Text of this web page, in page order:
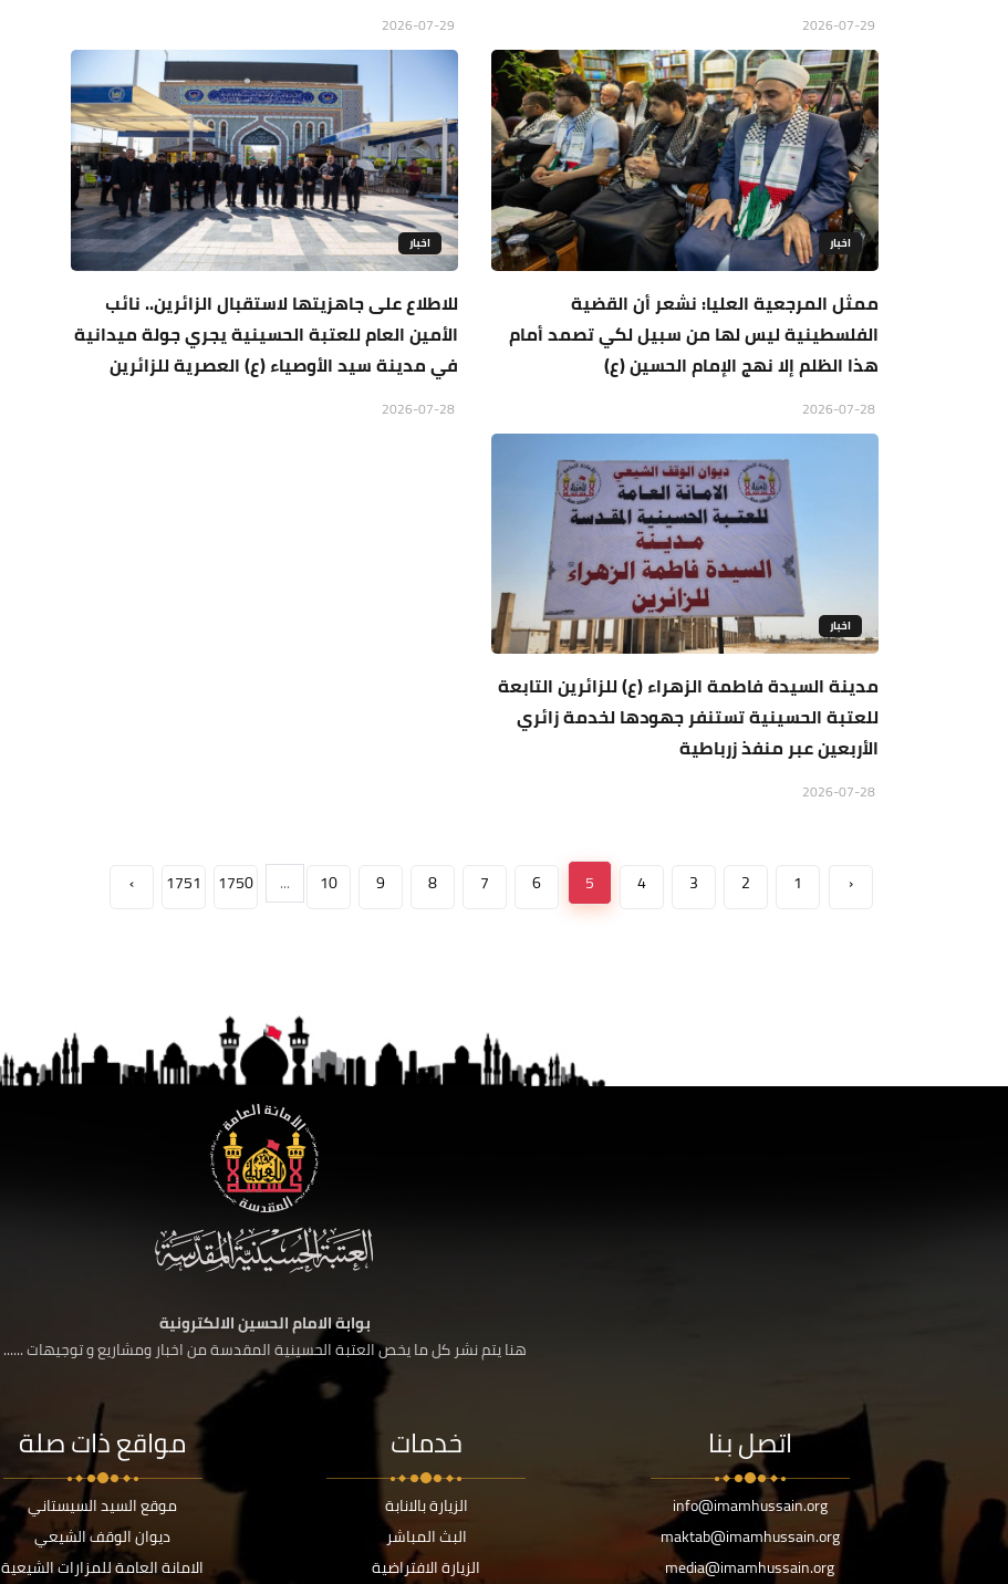
اخبار
ممثل المرجعية العليا: نشعر أن القضية
الفلسطينية ليس لها من سبيل لكي تصمد أمام
هذا الظلم إلا نهج الإمام الحسين (ع)
اخبار
للاطلاع على جاهزيتها لاستقبال الزائرين.. نائب
الأمين العام للعتبة الحسينية يجري جولة ميدانية
في مدينة سيد الأوصياء (ع) العصرية للزائرين
اخبار
مدينة السيدة فاطمة الزهراء (ع) للزائرين التابعة
للعتبة الحسينية تستنفر جهودها لخدمة زائري
الأربعين عبر منفذ زرباطية
‹
1
2
3
4
5
6
7
8
9
10
...
1750
1751
›
بوابة الامام الحسين الالكترونية
هنا يتم نشر كل ما يخص العتبة الحسينية المقدسة من اخبار ومشاريع و توجيهات ......
اتصل بنا
info@imamhussain.org
maktab@imamhussain.org
media@imamhussain.org
خدمات
الزيارة بالانابة
البث المباشر
الزيارة الافتراضية
مواقع ذات صلة
موقع السيد السيستاني
ديوان الوقف الشيعي
الامانة العامة للمزارات الشيعية